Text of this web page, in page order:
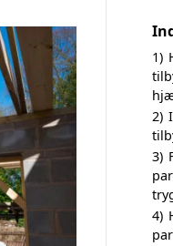
1)
2)
3)
4)